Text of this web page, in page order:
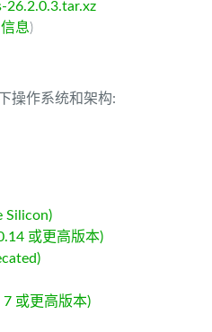
26.2.0.3.tar.xz
信息)
操作系统和架构:
Silicon)
或更高版本)
或更高版本)